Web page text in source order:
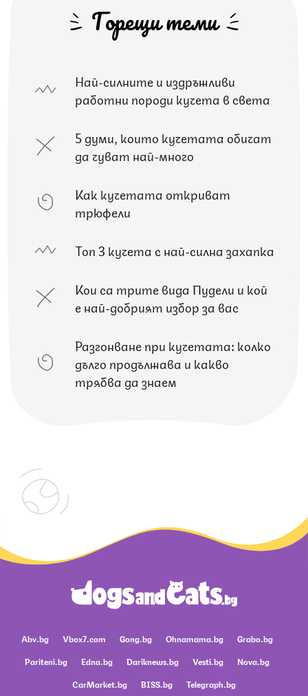
Горещи теми
Най-силните и издръжливи
работни породи кучета в света
5 думи, които кучетата обичат
да чуват най-много
Как кучетата откриват
трюфели
Топ 3 кучета с най-силна захапка
Кои са трите вида Пудели и кой
е най-добрият избор за вас
Разгонване при кучетата: колко
дълго продължава и какво
трябва да знаем
Abv.bg Vbox7.com Gong.bg Ohnamama.bg
Grabo.bg
Pariteni.bg
Edna.bg Dariknews.bg Vesti.bg
Nova.bg
CarMarket.bg
BISS.bg Telegraph.bg